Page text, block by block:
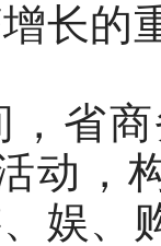
的重
省商
动，
娱、